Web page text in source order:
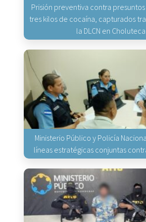
Prisión preventiva contra
tres kilos de cocaína, capturados
la DLCN en Choluteca
Ministerio Público y Policía
líneas estratégicas conjuntas